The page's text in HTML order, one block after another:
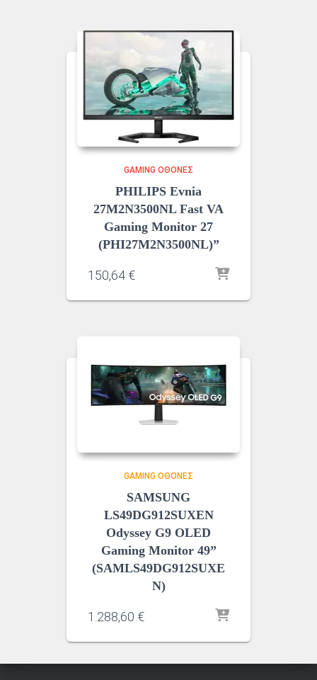
GAMING ΟΘΌΝΕΣ
PHILIPS Evnia
27M2N3500NL Fast VA
Gaming Monitor 27
(PHI27M2N3500NL)”
150,64 €
GAMING ΟΘΌΝΕΣ
SAMSUNG
LS49DG912SUXEN
Odyssey G9 OLED
Gaming Monitor 49”
(SAMLS49DG912SUXE
N)
1.288,60 €